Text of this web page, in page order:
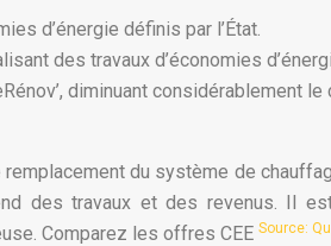
d’énergie définis par l’État.
des travaux d’économies
diminuant considérablement le
du système de
des travaux et des revenus. Il
Comparez les offres CEE Source: